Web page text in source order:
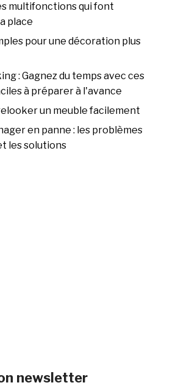
multifonctions qui font
place
pour une décoration plus
: Gagnez du temps avec ces
à préparer à l'avance
un meuble facilement
en panne : les problèmes
les solutions
newsletter